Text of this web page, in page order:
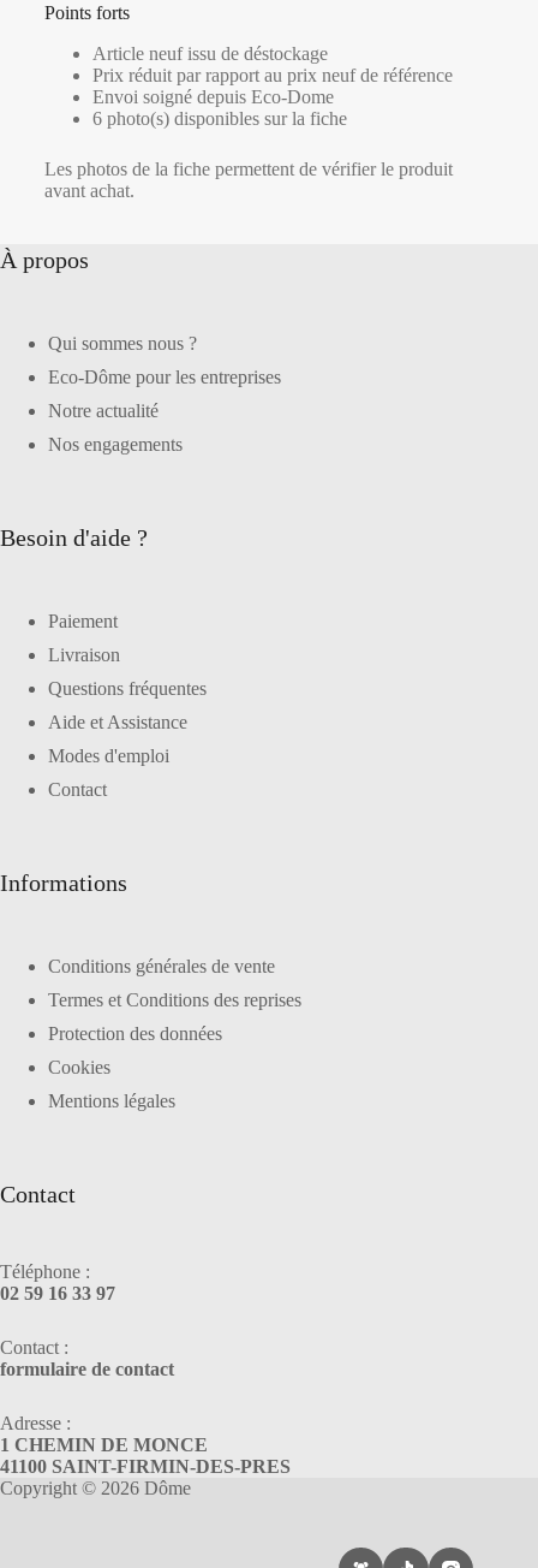
Points forts
Article neuf issu de déstockage
Prix réduit par rapport au prix neuf de référence
Envoi soigné depuis Eco-Dome
6 photo(s) disponibles sur la fiche
Les photos de la fiche permettent de vérifier le produit
avant achat.
À propos
Qui sommes nous ?
Eco-Dôme pour les entreprises
Notre actualité
Nos engagements
Besoin d'aide ?
Paiement
Livraison
Questions fréquentes
Aide et Assistance
Modes d'emploi
Contact
Informations
Conditions générales de vente
Termes et Conditions des reprises
Protection des données
Cookies
Mentions légales
Contact
Téléphone :
02 59 16 33 97
Contact :
formulaire de contact
Adresse :
1 CHEMIN DE MONCE
41100 SAINT-FIRMIN-DES-PRES
Copyright © 2026 Dôme